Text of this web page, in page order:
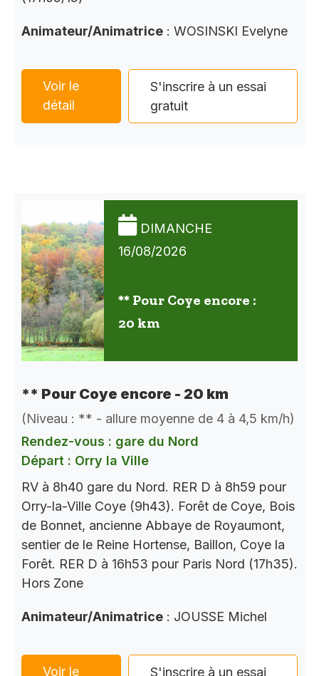
Animateur/Animatrice : WOSINSKI Evelyne
Voir le
détail
S'inscrire à un essai
gratuit
DIMANCHE
16/08/2026
** Pour Coye encore :
20 km
** Pour Coye encore - 20 km
(Niveau : ** - allure moyenne de 4 à 4,5 km/h)
Rendez-vous : gare du Nord
Départ : Orry la Ville
RV à 8h40 gare du Nord. RER D à 8h59 pour
Orry-la-Ville Coye (9h43). Forêt de Coye, Bois
de Bonnet, ancienne Abbaye de Royaumont,
sentier de le Reine Hortense, Baillon, Coye la
Forêt. RER D à 16h53 pour Paris Nord (17h35).
Hors Zone
Animateur/Animatrice : JOUSSE Michel
Voir le
S'inscrire à un essai